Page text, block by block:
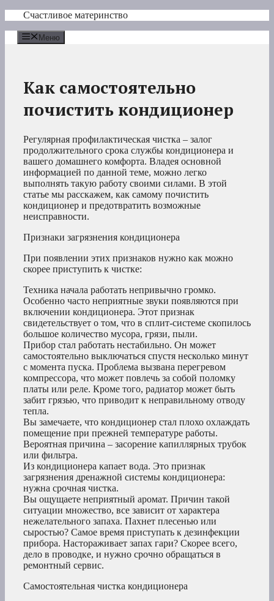
Перейти
содержимому
Счастливое материнство
Меню
Как самостоятельно
почистить кондиционер
Регулярная профилактическая чистка – залог
продолжительного срока службы кондиционера и
вашего домашнего комфорта. Владея основной
информацией по данной теме, можно легко
выполнять такую работу своими силами. В этой
статье мы расскажем, как самому почистить
кондиционер и предотвратить возможные
неисправности.
Признаки загрязнения кондиционера
При появлении этих признаков нужно как можно
скорее приступить к чистке:
Техника начала работать непривычно громко.
Особенно часто неприятные звуки появляются при
включении кондиционера. Этот признак
свидетельствует о том, что в сплит-системе скопилось
большое количество мусора, грязи, пыли.
Прибор стал работать нестабильно. Он может
самостоятельно выключаться спустя несколько минут
с момента пуска. Проблема вызвана перегревом
компрессора, что может повлечь за собой поломку
платы или реле. Кроме того, радиатор может быть
забит грязью, что приводит к неправильному отводу
тепла.
Вы замечаете, что кондиционер стал плохо охлаждать
помещение при прежней температуре работы.
Вероятная причина – засорение капиллярных трубок
или фильтра.
Из кондиционера капает вода. Это признак
загрязнения дренажной системы кондиционера:
нужна срочная чистка.
Вы ощущаете неприятный аромат. Причин такой
ситуации множество, все зависит от характера
нежелательного запаха. Пахнет плесенью или
сыростью? Самое время приступать к дезинфекции
прибора. Настораживает запах гари? Скорее всего,
дело в проводке, и нужно срочно обращаться в
ремонтный сервис.
Самостоятельная чистка кондиционера